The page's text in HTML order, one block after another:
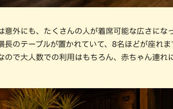
意外にも、たくさんの人が着席可能な広さにな
長のテーブルが置かれていて、8名ほどが座れま
ので大人数での利用はもちろん、赤ちゃん連れ